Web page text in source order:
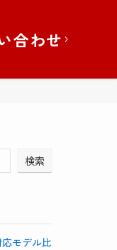
合わせ
検索
モデル比